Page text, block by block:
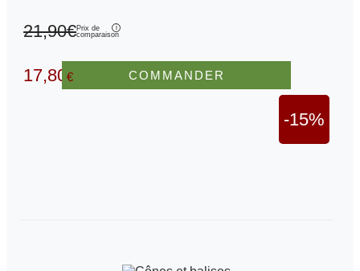
21,90€Prix de
comparaison
17,80€
-15%
COMMANDER